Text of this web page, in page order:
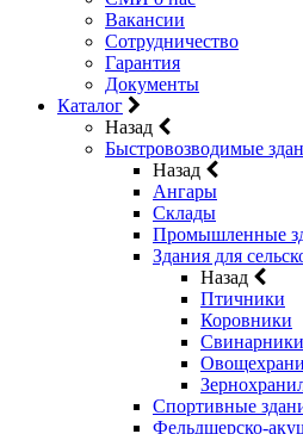
Вакансии
Сотрудничество
Гарантия
Документы
Каталог
Назад
Быстровозводимые
Назад
Ангары
Склады
Промышленные
Здания для
Назад
Птичники
Коровники
Свинарники
Спортивные
Фельдшерско-